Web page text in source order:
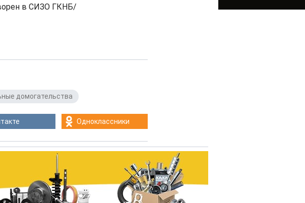
в СИЗО ГКНБ/
домогательства
Одноклассники